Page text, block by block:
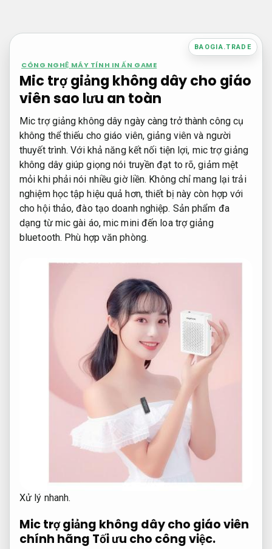
nội
BAOGIA.TRADE
CÔNG NGHỆ MÁY TÍNH IN ẤN GAME
Mic trợ giảng không dây cho giáo
viên sao lưu an toàn
Mic trợ giảng không dây ngày càng trở thành công cụ
không thể thiếu cho giáo viên, giảng viên và người
thuyết trình. Với khả năng kết nối tiện lợi, mic trợ giảng
không dây giúp giọng nói truyền đạt to rõ, giảm mệt
mỏi khi phải nói nhiều giờ liền. Không chỉ mang lại trải
nghiệm học tập hiệu quả hơn, thiết bị này còn hợp với
cho hội thảo, đào tạo doanh nghiệp. Sản phẩm đa
dạng từ mic gài áo, mic mini đến loa trợ giảng
bluetooth. Phù hợp văn phòng.
Xử lý nhanh.
Mic trợ giảng không dây cho giáo viên
chính hãng Tối ưu cho công việc.